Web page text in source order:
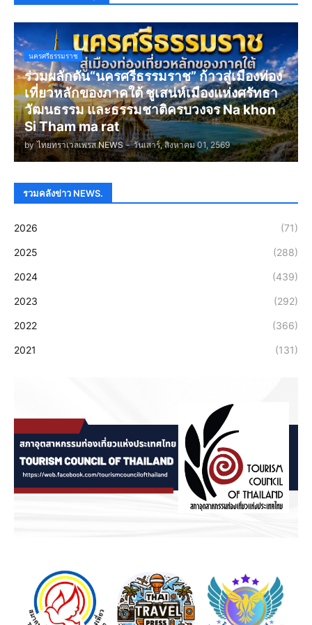
นครศรีธรรมราช
ร่วมผลักดัน“นครศรีธรรมราช” ก้าวสู่เมืองท่อง
เที่ยวหลักของภาคใต้ ชูเสน่ห์เมืองแห่งศรัทธา
วัฒนธรรม และธรรมชาติครบวงจร Na khon
Si Tham ma rat
by ไทยทราเวลเพรส NEWS - วันเสาร์, สิงหาคม 01, 2569
รวมคลังข่าว NEWS.
2026 (71)
2025 (288)
2024 (439)
2023 (292)
2022 (366)
2021 (131)